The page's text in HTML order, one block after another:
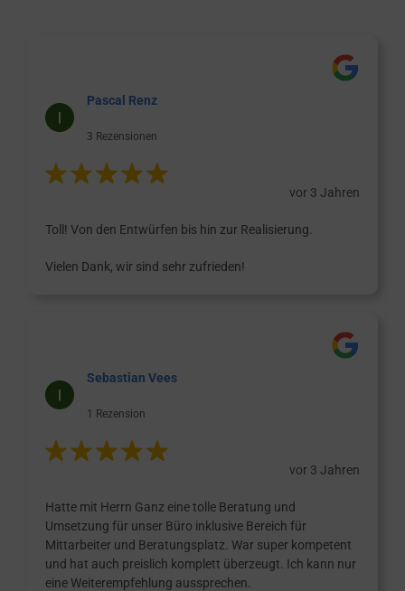
Pascal Renz
3 Rezensionen
vor 3 Jahren
Toll! Von den Entwürfen bis hin zur Realisierung.
Vielen Dank, wir sind sehr zufrieden!
Sebastian Vees
1 Rezension
vor 3 Jahren
Hatte mit Herrn Ganz eine tolle Beratung und
Umsetzung für unser Büro inklusive Bereich für
Mittarbeiter und Beratungsplatz. War super kompetent
und hat auch preislich komplett überzeugt. Ich kann nur
eine Weiterempfehlung aussprechen.